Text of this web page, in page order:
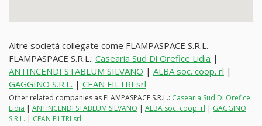
Altre società collegate come FLAMPASPACE S.R.L.
FLAMPASPACE S.R.L.: Casearia Sud Di Orefice Lidia |
ANTINCENDI STABLUM SILVANO | ALBA soc. coop. rl |
GAGGINO S.R.L. | CEAN FILTRI srl
Other related companies as FLAMPASPACE S.R.L.: Casearia Sud Di Orefice
Lidia | ANTINCENDI STABLUM SILVANO | ALBA soc. coop. rl | GAGGINO
S.R.L. | CEAN FILTRI srl